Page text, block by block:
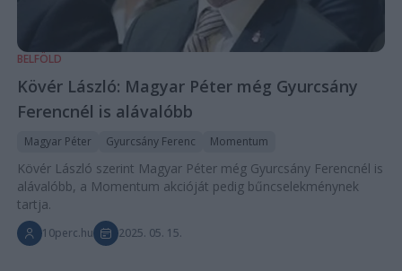
BELFÖLD
Kövér László: Magyar Péter még Gyurcsány
Ferencnél is alávalóbb
Magyar Péter Gyurcsány Ferenc Momentum
Kövér László szerint Magyar Péter még Gyurcsány Ferencnél is
alávalóbb, a Momentum akcióját pedig bűncselekménynek
tartja.
10perc.hu 2025. 05. 15.